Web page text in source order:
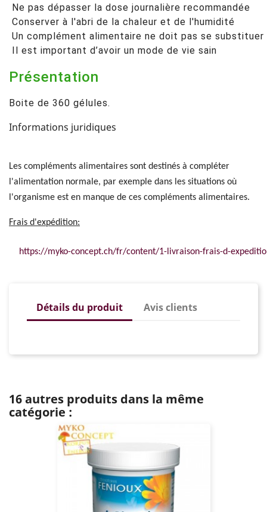
Ne pas dépasser la dose journalière recommandée
Conserver à l'abri de la chaleur et de l'humidité
Un complément alimentaire ne doit pas se
Il est important d’avoir un mode de vie sain
Présentation
Boite de 360 gélules.
Informations juridiques
Les compléments alimentaires sont destinés à compléter
l'alimentation normale, par exemple dans les situations où
l'organisme est en manque de ces compléments alimentaires.
Frais d'expédition:
https://myko-concept.ch/fr/content/1-livraison-frais-d-
Détails du produit Avis clients
16 autres produits dans la même
catégorie :